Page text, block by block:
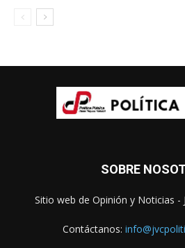
SOBRE
Sitio web de Opinión y Noticias -
Contáctanos: